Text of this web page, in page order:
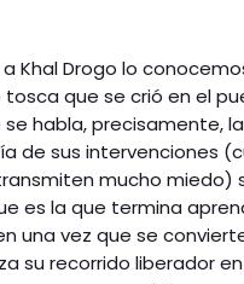
a Khal Drogo lo
que se crió en el
habla, precisamente,
de sus intervenciones
mucho miedo)
es la que termina
una vez que se
su recorrido liberador